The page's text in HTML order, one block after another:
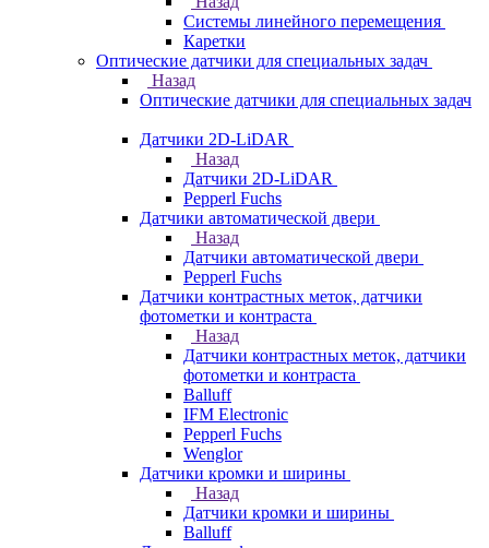
Системы линейного перемещения
Каретки
Оптические датчики для специальных задач
Назад
Оптические датчики для специальных задач
Датчики 2D-LiDAR
Назад
Датчики 2D-LiDAR
Pepperl Fuchs
Датчики автоматической двери
Назад
Датчики автоматической двери
Pepperl Fuchs
Датчики контрастных меток, датчики
фотометки и контраста
Назад
Датчики контрастных меток, датчики
фотометки и контраста
Balluff
IFM Electronic
Pepperl Fuchs
Wenglor
Датчики кромки и ширины
Назад
Датчики кромки и ширины
Balluff